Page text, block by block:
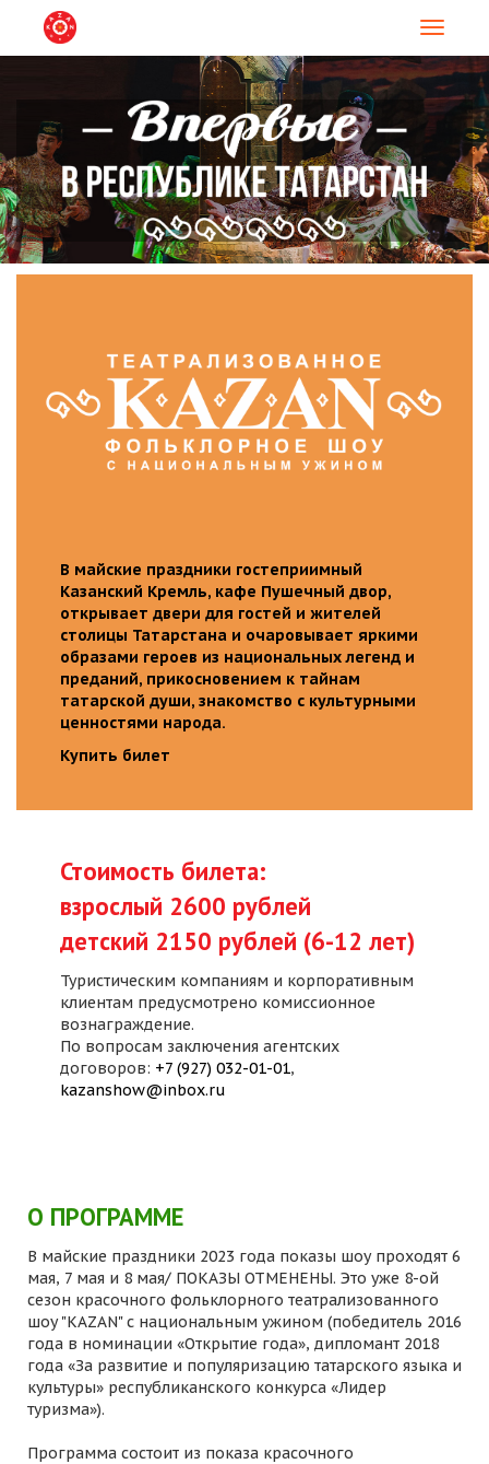
В майские праздники гостеприимный
Казанский Кремль, кафе Пушечный двор,
открывает двери для гостей и жителей
столицы Татарстана и очаровывает яркими
образами героев из национальных легенд и
преданий, прикосновением к тайнам
татарской души, знакомство с культурными
ценностями народа.
Купить билет
Стоимость билета:
взрослый 2600 рублей
детский 2150 рублей (6-12 лет)
Туристическим компаниям и корпоративным
клиентам предусмотрено комиссионное
вознаграждение.
По вопросам заключения агентских
договоров: +7 (927) 032-01-01,
kazanshow@inbox.ru
О ПРОГРАММЕ
В майские праздники 2023 года показы шоу проходят 6
мая, 7 мая и 8 мая/ ПОКАЗЫ ОТМЕНЕНЫ. Это уже 8-ой
сезон красочного фольклорного театрализованного
шоу "KAZAN" с национальным ужином (победитель 2016
года в номинации «Открытие года», дипломант 2018
года «За развитие и популяризацию татарского языка и
культуры» республиканского конкурса «Лидер
туризма»).
Программа состоит из показа красочного